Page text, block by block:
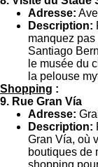
Adresse:
Description:
manquez
Santiago
le musée du
la pelouse
Shopping :
9. Rue Gran Vía
Adresse:
Description:
Gran Vía, où
boutiques de
shopping